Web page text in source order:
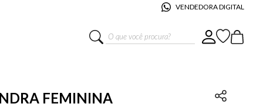
VENDEDORA DIGITAL
O que você procura?
FEMININA